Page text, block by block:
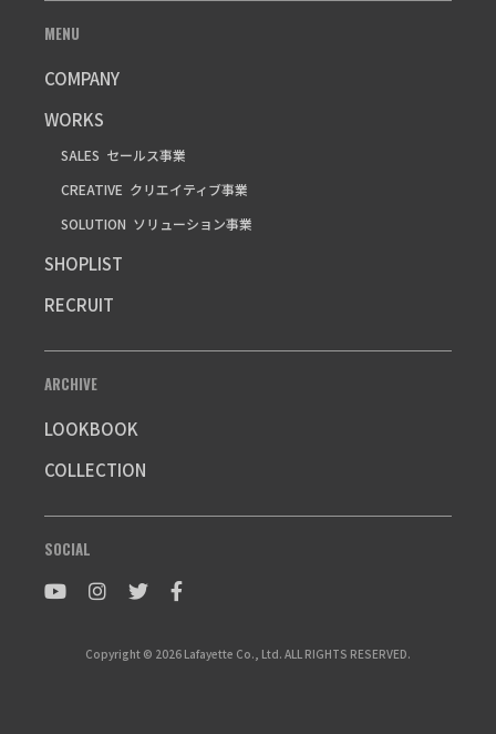
MENU
COMPANY
WORKS
SALES セールス事業
CREATIVE クリエイティブ事業
SOLUTION ソリューション事業
SHOPLIST
RECRUIT
ARCHIVE
LOOKBOOK
COLLECTION
SOCIAL
Copyright © 2026 Lafayette Co., Ltd. ALL RIGHTS RESERVED.